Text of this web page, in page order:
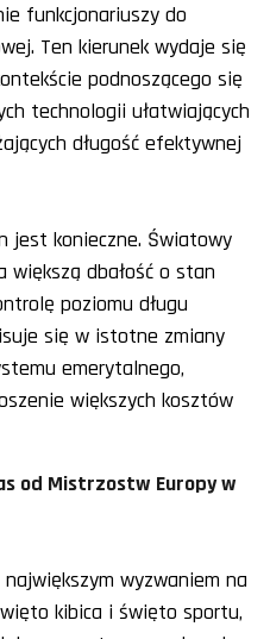
funkcjonariuszy do
Ten kierunek wydaje się
podnoszącego się
technologii ułatwiających
długość efektywnej
jest konieczne. Światowy
większą dbałość o stan
poziomu długu
się w istotne zmiany
emerytalnego,
większych kosztów
od Mistrzostw Europy w
największym wyzwaniem na
kibica i święto sportu,